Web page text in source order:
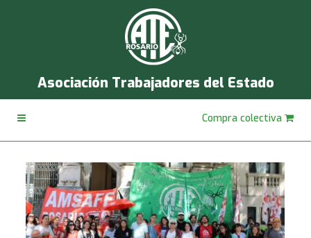
Asociación Trabajadores del Estado
Compra colectiva